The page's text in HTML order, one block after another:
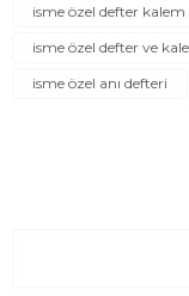
isme özel defter kalem
isme özel defter ve
isme özel anı defteri